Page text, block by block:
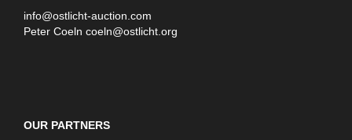
info@ostlicht-auction.com
Peter Coeln coeln@ostlicht.org
OUR PARTNERS